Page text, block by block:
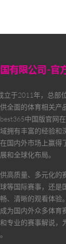
立于2011年，总部
全面的体育相关产
best365中国版官网
拥有丰富的经验和
国内外市场上赢得
和全球化布局。
高质量、多元化的
等国际赛事，还是
、清晰的观看体验
为国内外众多体育
专业的赛事解说，